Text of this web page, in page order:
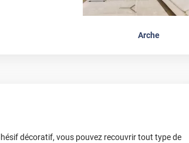
Arche
décoratif, vous pouvez recouvrir tout type de